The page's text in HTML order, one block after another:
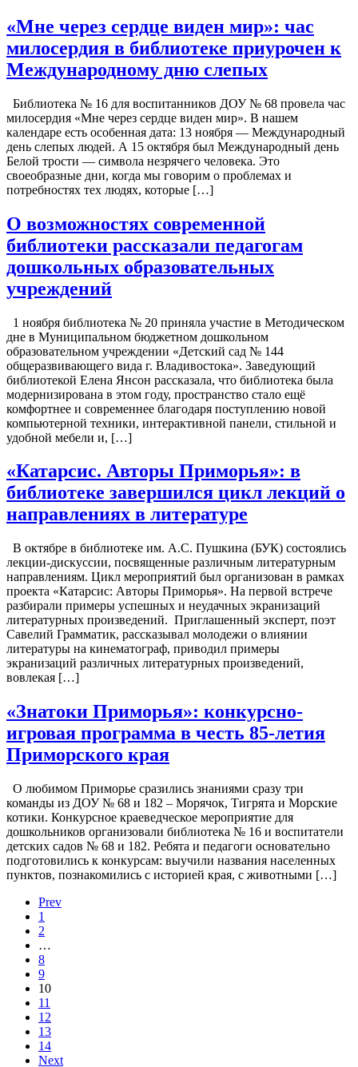
«Мне через сердце виден мир»: час
милосердия в библиотеке приурочен к
Международному дню слепых
Библиотека № 16 для воспитанников ДОУ № 68 провела час
милосердия «Мне через сердце виден мир». В нашем
календаре есть особенная дата: 13 ноября — Международный
день слепых людей. А 15 октября был Международный день
Белой трости — символа незрячего человека. Это
своеобразные дни, когда мы говорим о проблемах и
потребностях тех людях, которые […]
О возможностях современной
библиотеки рассказали педагогам
дошкольных образовательных
учреждений
1 ноября библиотека № 20 приняла участие в Методическом
дне в Муниципальном бюджетном дошкольном
образовательном учреждении «Детский сад № 144
общеразвивающего вида г. Владивостока». Заведующий
библиотекой Елена Янсон рассказала, что библиотека была
модернизирована в этом году, пространство стало ещё
комфортнее и современнее благодаря поступлению новой
компьютерной техники, интерактивной панели, стильной и
удобной мебели и, […]
«Катарсис. Авторы Приморья»: в
библиотеке завершился цикл лекций о
направлениях в литературе
В октябре в библиотеке им. А.С. Пушкина (БУК) состоялись
лекции-дискуссии, посвященные различным литературным
направлениям. Цикл мероприятий был организован в рамках
проекта «Катарсис: Авторы Приморья». На первой встрече
разбирали примеры успешных и неудачных экранизаций
литературных произведений. Приглашенный эксперт, поэт
Савелий Грамматик, рассказывал молодежи о влиянии
литературы на кинематограф, приводил примеры
экранизаций различных литературных произведений,
вовлекая […]
«Знатоки Приморья»: конкурсно-
игровая программа в честь 85-летия
Приморского края
О любимом Приморье сразились знаниями сразу три
команды из ДОУ № 68 и 182 – Морячок, Тигрята и Морские
котики. Конкурсное краеведческое мероприятие для
дошкольников организовали библиотека № 16 и воспитатели
детских садов № 68 и 182. Ребята и педагоги основательно
подготовились к конкурсам: выучили названия населенных
пунктов, познакомились с историей края, с животными […]
Prev
1
2
…
8
9
10
11
12
13
14
Next